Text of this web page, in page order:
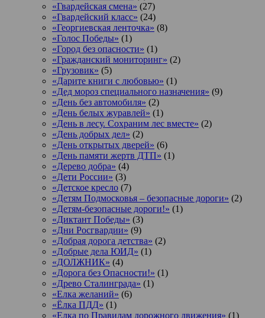
«Гвардейская смена» (27)
«Гвардейский класс» (24)
«Георгиевская ленточка» (8)
«Голос Победы» (1)
«Город без опасности» (1)
«Гражданский мониторинг» (2)
«Грузовик» (5)
«Дарите книги с любовью» (1)
«Дед мороз специального назначения» (9)
«День без автомобиля» (2)
«День белых журавлей» (1)
«День в лесу. Сохраним лес вместе» (2)
«День добрых дел» (2)
«День открытых дверей» (6)
«День памяти жертв ДТП» (1)
«Дерево добра» (4)
«Дети России» (3)
«Детское кресло (7)
«Детям Подмосковья – безопасные дороги» (2)
«Детям-безопасные дороги!» (1)
«Диктант Победы» (3)
«Дни Росгвардии» (9)
«Добрая дорога детства» (2)
«Добрые дела ЮИД» (1)
«ДОЛЖНИК» (4)
«Дорога без Опасности!» (1)
«Древо Сталинграда» (1)
«Елка желаний» (6)
«Ёлка ПДД» (1)
«Елка по Правилам дорожного движения» (1)